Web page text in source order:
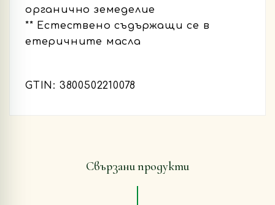
органично земеделие
** Естествено съдържащи се в
етеричните масла
GTIN: 3800502210078
Свързани продукти